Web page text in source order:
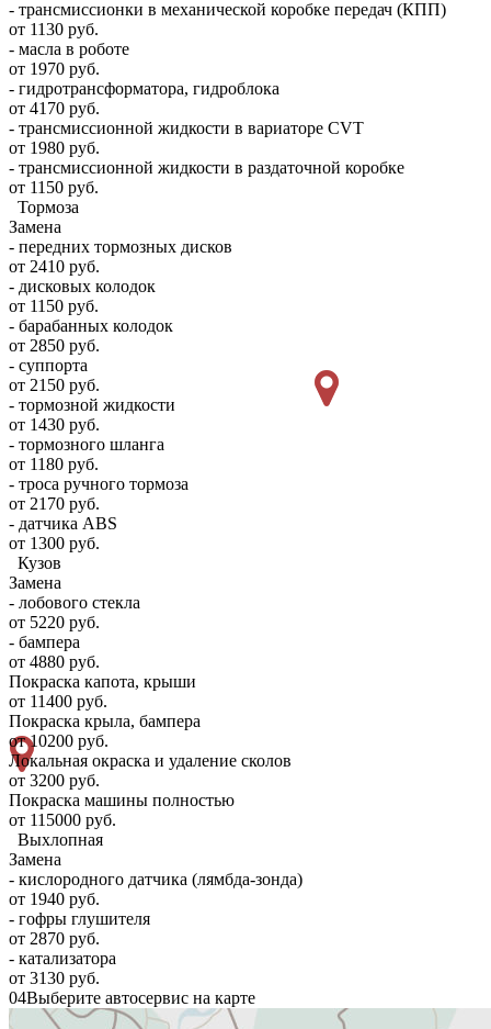
- трансмиссионки в механической коробке передач (КПП)
от 1130 руб.
- масла в роботе
от 1970 руб.
- гидротрансформатора, гидроблока
от 4170 руб.
- трансмиссионной жидкости в вариаторе CVT
от 1980 руб.
- трансмиссионной жидкости в раздаточной коробке
от 1150 руб.
Тормоза
Замена
- передних тормозных дисков
от 2410 руб.
- дисковых колодок
от 1150 руб.
- барабанных колодок
от 2850 руб.
- суппорта
от 2150 руб.
- тормозной жидкости
от 1430 руб.
- тормозного шланга
от 1180 руб.
- троса ручного тормоза
от 2170 руб.
- датчика ABS
от 1300 руб.
Кузов
Замена
- лобового стекла
от 5220 руб.
- бампера
от 4880 руб.
Покраска капота, крыши
от 11400 руб.
Покраска крыла, бампера
от 10200 руб.
Локальная окраска и удаление сколов
от 3200 руб.
Покраска машины полностью
от 115000 руб.
Выхлопная
Замена
- кислородного датчика (лямбда-зонда)
от 1940 руб.
- гофры глушителя
от 2870 руб.
- катализатора
от 3130 руб.
04Выберите автосервис на карте